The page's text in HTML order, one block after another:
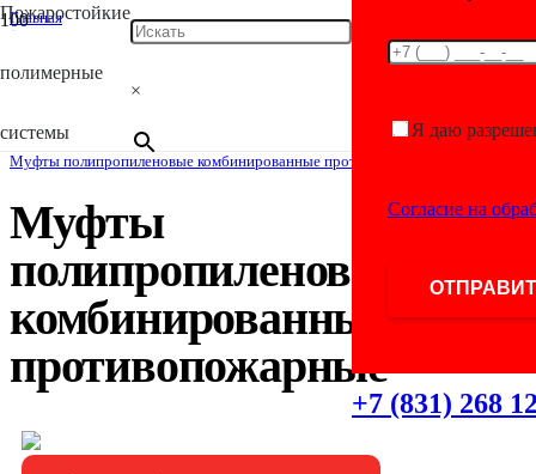
Пожаростойкие
полимерные
системы
×
Я даю
Согласие на
+7 (831) 268
Главная
/
/
Фитинги для полимерных труб
Комбинированные фитинги ПП противопожарные
/
Муфты полипропиленовые комбинированные противопожарные
Муфты
полипропиленовые
комбинированные
противопожарные